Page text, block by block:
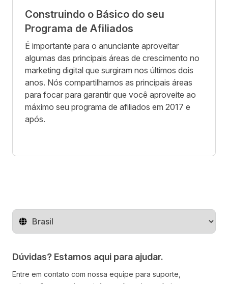
Construindo o Básico do seu
Programa de Afiliados
É importante para o anunciante aproveitar
algumas das principais áreas de crescimento no
marketing digital que surgiram nos últimos dois
anos. Nós compartilhamos as principais áreas
para focar para garantir que você aproveite ao
máximo seu programa de afiliados em 2017 e
após.
Mude o território
Dúvidas? Estamos aqui para ajudar.
Entre em contato com nossa equipe para suporte,